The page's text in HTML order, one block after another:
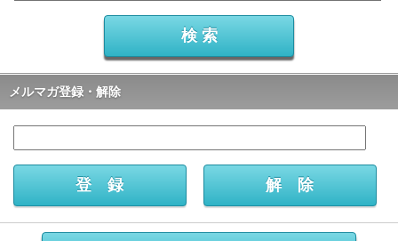
メルマガ登録・解除